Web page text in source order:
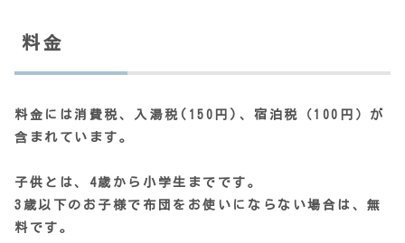
料金
料金には消費税、入湯税(150円)、宿泊税（100円）が
含まれています。
子供とは、4歳から小学生までです。
3歳以下のお子様で布団をお使いにならない場合は、無
料です。